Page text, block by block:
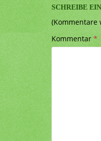
SCHREIBE
(Kommentare
Kommentar*